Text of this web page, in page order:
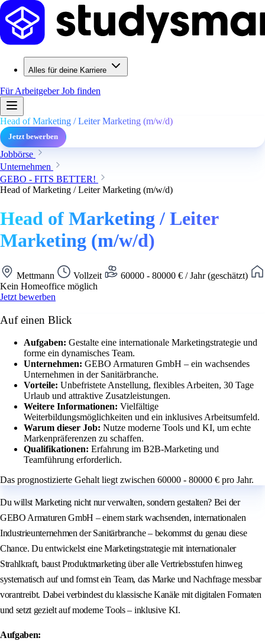
Alles für deine Karriere
Für ArbeitgeberJob finden
Head of Marketing / Leiter Marketing (m/w/d)
Jetzt bewerben
Jobbörse
Unternehmen
GEBO - FITS BETTER!
Head of Marketing / Leiter Marketing (m/w/d)
Head of Marketing / Leiter
Marketing (m/w/d)
Mettmann Vollzeit
60000 - 80000 € / Jahr (geschätzt)
Kein Homeoffice möglich
Jetzt bewerben
Auf einen Blick
Aufgaben: Gestalte eine internationale Marketingstrategie und
forme ein dynamisches Team.
Unternehmen: GEBO Armaturen GmbH – ein wachsendes
Unternehmen in der Sanitärbranche.
Vorteile: Unbefristete Anstellung, flexibles Arbeiten, 30 Tage
Urlaub und attraktive Zusatzleistungen.
Weitere Informationen: Vielfältige
Weiterbildungsmöglichkeiten und ein inklusives Arbeitsumfeld.
Warum dieser Job: Nutze moderne Tools und KI, um echte
Markenpräferenzen zu schaffen.
Qualifikationen: Erfahrung im B2B-Marketing und
Teamführung erforderlich.
Das prognostizierte Gehalt liegt zwischen 60000 - 80000 € pro Jahr.
Du willst Marketing nicht nur verwalten, sondern gestalten? Bei der
GEBO Armaturen GmbH – einem stark wachsenden, internationalen
Industrieunternehmen der Sanitärbranche – bekommst du genau diese
Chance. Du entwickelst eine Marketingstrategie mit internationaler
Strahlkraft, baust Produktmarketing über alle Vertriebsstufen hinweg
systematisch auf und formst ein Team, das Marke und Nachfrage messbar
vorantreibt. Dabei verbindest du klassische Kanäle mit digitalen Formaten
und setzt gezielt auf moderne Tools – inklusive KI.
Aufgaben: